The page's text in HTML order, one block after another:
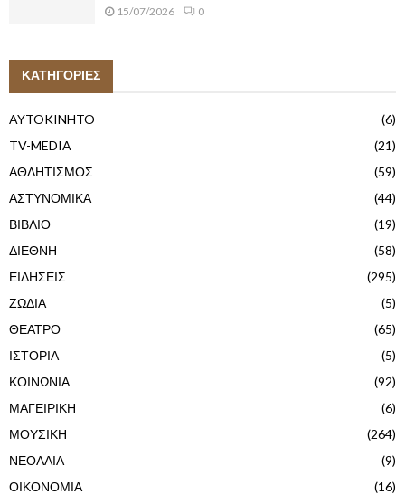
15/07/2026 0
ΚΑΤΗΓΟΡΙΕΣ
AYTOKINHTO
(6)
TV-MEDIA
(21)
ΑΘΛΗΤΙΣΜΟΣ
(59)
ΑΣΤΥΝΟΜΙΚΑ
(44)
ΒΙΒΛΙΟ
(19)
ΔΙΕΘΝΗ
(58)
ΕΙΔΗΣΕΙΣ
(295)
ΖΩΔΙΑ
(5)
ΘΕΑΤΡΟ
(65)
ΙΣΤΟΡΙΑ
(5)
ΚΟΙΝΩΝΙΑ
(92)
ΜΑΓΕΙΡΙΚΗ
(6)
ΜΟΥΣΙΚΗ
(264)
ΝΕΟΛΑΙΑ
(9)
ΟΙΚΟΝΟΜΙΑ
(16)